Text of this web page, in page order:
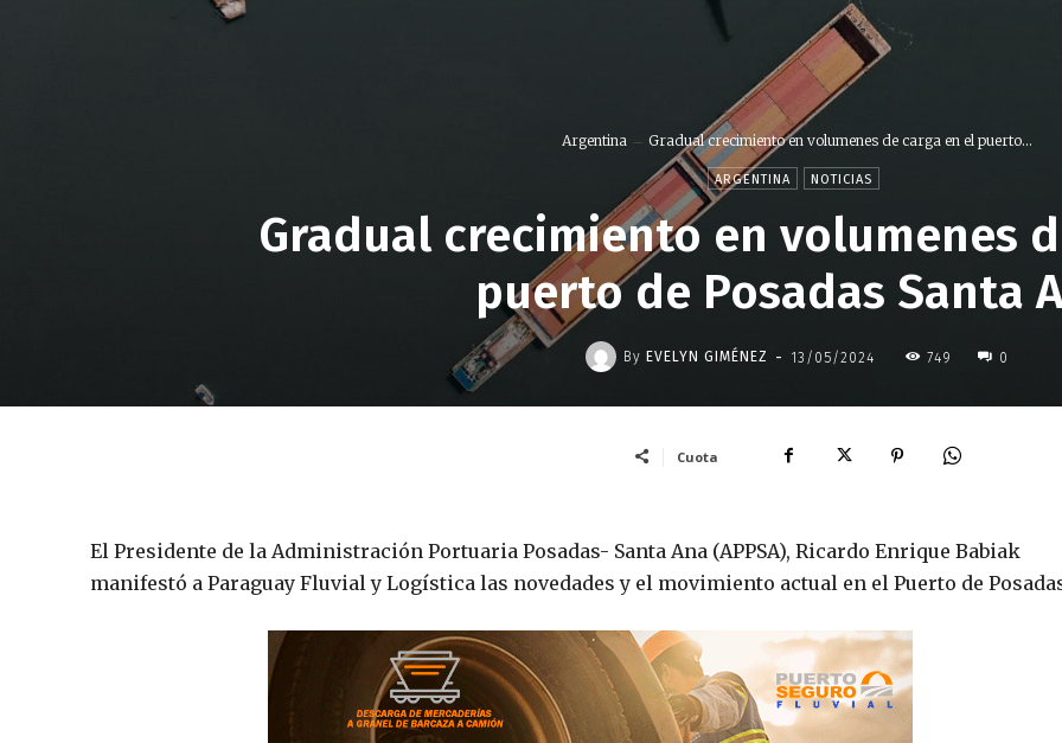
Argentina Gradual crecimiento en volumenes de carga en el puerto...
ARGENTINA NOTICIAS
Gradual crecimiento en volumenes
puerto de Posadas Santa
By EVELYN GIMÉNEZ - 13/05/2024 749 0
Cuota
El Presidente de la Administración Portuaria Posadas- Santa Ana (APPSA), Ricardo Enrique Babiak
manifestó a Paraguay Fluvial y Logística las novedades y el movimiento actual en el Puerto de